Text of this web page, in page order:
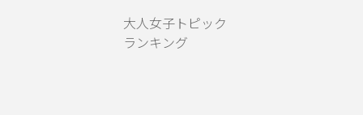
大人女子トピック
ランキング